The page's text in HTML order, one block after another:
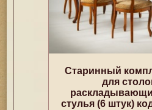
Старинный
для
стулья (6 штук)